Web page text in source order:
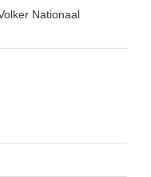
Nationaal